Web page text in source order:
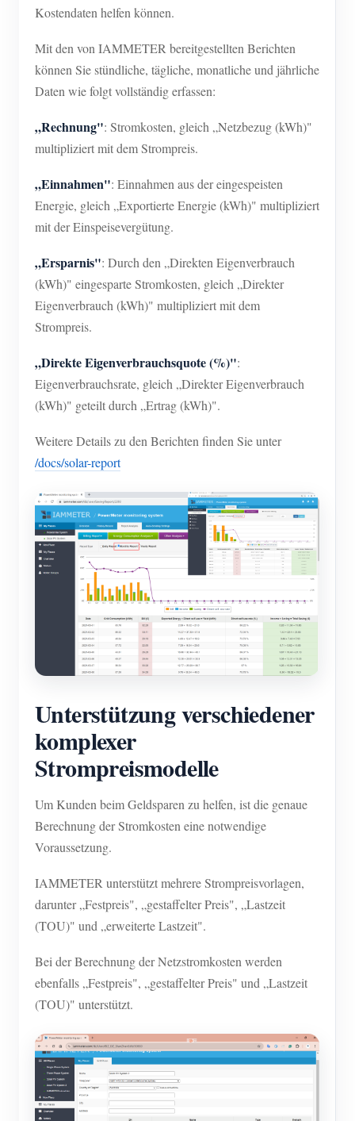
Kostendaten helfen können.
Mit den von IAMMETER bereitgestellten Berichten
können Sie stündliche, tägliche, monatliche und jährliche
Daten wie folgt vollständig erfassen:
„Rechnung": Stromkosten, gleich „Netzbezug (kWh)"
multipliziert mit dem Strompreis.
„Einnahmen": Einnahmen aus der eingespeisten
Energie, gleich „Exportierte Energie (kWh)" multipliziert
mit der Einspeisevergütung.
„Ersparnis": Durch den „Direkten Eigenverbrauch
(kWh)" eingesparte Stromkosten, gleich „Direkter
Eigenverbrauch (kWh)" multipliziert mit dem
Strompreis.
„Direkte Eigenverbrauchsquote (%)":
Eigenverbrauchsrate, gleich „Direkter Eigenverbrauch
(kWh)" geteilt durch „Ertrag (kWh)".
Weitere Details zu den Berichten finden Sie unter
/docs/solar-report
Unterstützung verschiedener
komplexer
Strompreismodelle
Um Kunden beim Geldsparen zu helfen, ist die genaue
Berechnung der Stromkosten eine notwendige
Voraussetzung.
IAMMETER unterstützt mehrere Strompreisvorlagen,
darunter „Festpreis", „gestaffelter Preis", „Lastzeit
(TOU)" und „erweiterte Lastzeit".
Bei der Berechnung der Netzstromkosten werden
ebenfalls „Festpreis", „gestaffelter Preis" und „Lastzeit
(TOU)" unterstützt.